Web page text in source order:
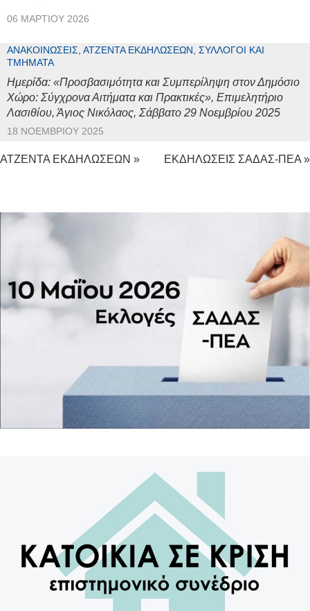
06 ΜΑΡΤΊΟΥ 2026
ΑΝΑΚΟΙΝΏΣΕΙΣ, ΑΤΖΈΝΤΑ ΕΚΔΗΛΏΣΕΩΝ, ΣΎΛΛΟΓΟΙ ΚΑΙ
ΤΜΉΜΑΤΑ
Ημερίδα: «Προσβασιμότητα και Συμπερίληψη στον Δημόσιο
Χώρο: Σύγχρονα Αιτήματα και Πρακτικές», Επιμελητήριο
Λασιθίου, Άγιος Νικόλαος, Σάββατο 29 Νοεμβρίου 2025
18 ΝΟΕΜΒΡΊΟΥ 2025
ΑΤΖΕΝΤΑ ΕΚΔΗΛΩΣΕΩΝ » ΕΚΔΗΛΩΣΕΙΣ ΣΑΔΑΣ-ΠΕΑ »